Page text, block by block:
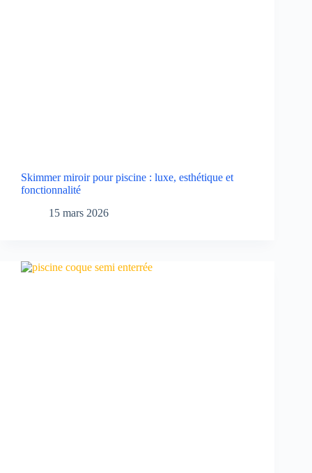
Skimmer miroir pour piscine : luxe, esthétique et
fonctionnalité
15 mars 2026